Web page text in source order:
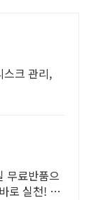
스크 관리,
무료반품으
로 실천! 오